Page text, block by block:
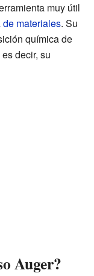
muy útil
materiales. Su
química de
decir, su
Auger?